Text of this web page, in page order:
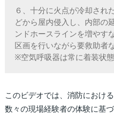
６、十分に火点が冷却され
どから屋内侵入し、内部の
ンドホースラインを増やす
区画を行いながら要救助者
※空気呼吸器は常に着装状態
このビデオでは、消防におけ
数々の現場経験者の体験に基